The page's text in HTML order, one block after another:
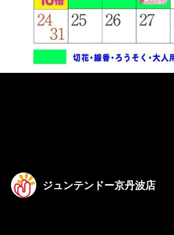
ジュンテンドー京丹波店